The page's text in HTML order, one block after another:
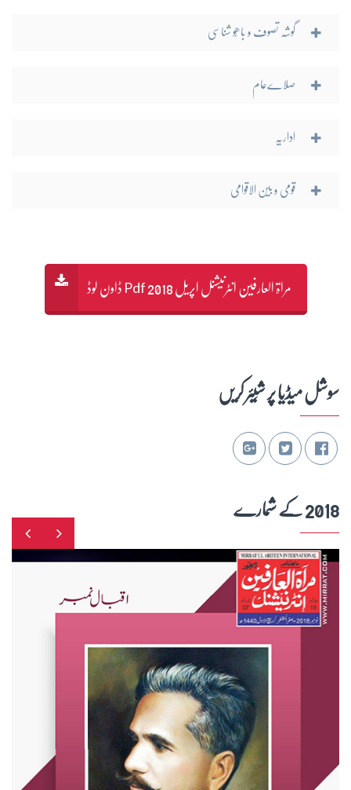
گوشہ تصوف و باھُو شناسی
صلاےعام
اداریہ
قومی و بین الاقوامی
مراۃ العارفین انٹرنیشنل اپریل 2018 Pdf ڈاون لوڈ
سوشل میڈیا پر شِیئر کریں
2018 کے شمارے